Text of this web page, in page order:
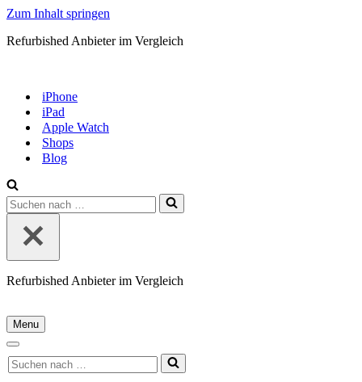
Zum Inhalt springen
Refurbished Anbieter im Vergleich
iPhone
iPad
Apple Watch
Shops
Blog
Suchen
nach …
Refurbished Anbieter im Vergleich
Menu
Navigationsmenü
Navigationsmenü
Suchen
nach …